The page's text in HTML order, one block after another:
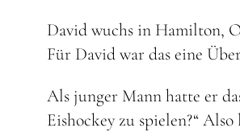
David wuchs in Hamilton,
Für David war das eine
Als junger Mann hatte er
Eishockey zu spielen?“